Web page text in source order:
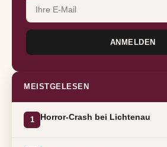
ANMELDEN
MEISTGELESEN
1 Horror-Crash bei Lichtenau